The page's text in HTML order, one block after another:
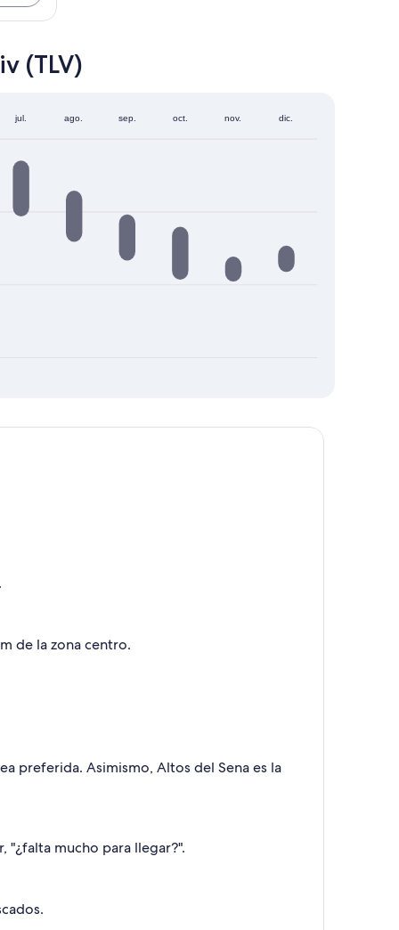
(TLV)
jul. ago. sep. oct. nov. dic.
de la zona centro.
preferida. Asimismo, Altos del Sena es la
"¿falta mucho para llegar?".